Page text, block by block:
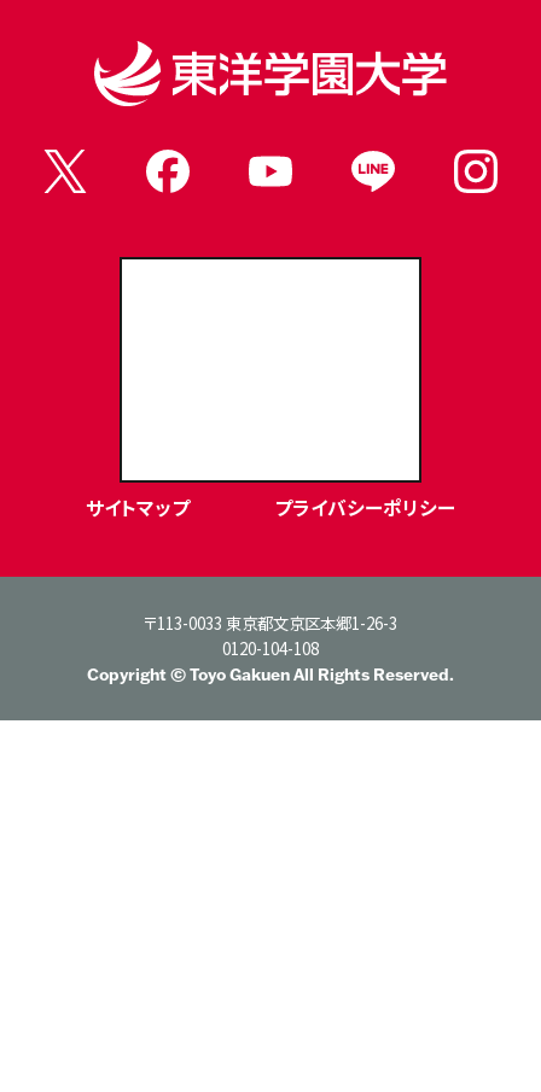
サイトマップ プライバシーポリシー
〒113-0033 東京都文京区本郷1-26-3
0120-104-108
Copyright © Toyo Gakuen All Rights Reserved.